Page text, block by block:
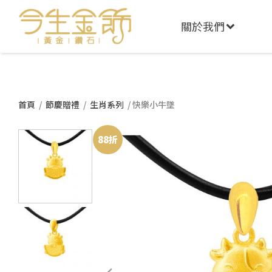
關於我們
首頁 / 節慶贈禮 / 生肖系列 / 快樂小牛墜
88折